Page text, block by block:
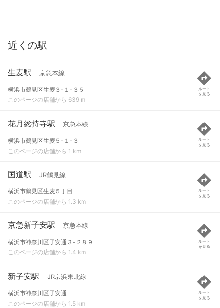
近くの駅
生麦駅 京急本線
横浜市鶴見区生麦３-１-３５
このページの店舗から 639 m
ルート
を見る
花月総持寺駅 京急本線
横浜市鶴見区生麦５-１-３
このページの店舗から 1 km
ルート
を見る
国道駅 JR鶴見線
横浜市鶴見区生麦５丁目
このページの店舗から 1.3 km
ルート
を見る
京急新子安駅 京急本線
横浜市神奈川区子安通３-２８９
このページの店舗から 1.4 km
ルート
を見る
新子安駅 JR京浜東北線
横浜市神奈川区子安通
このページの店舗から 1.5 km
ルート
を見る